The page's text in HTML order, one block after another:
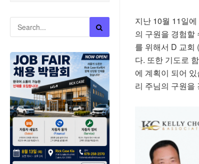
지난 10월 11일에
의 구원을 경험할
를 위해서 D 교회
다. 또한 기도로
에 계획이 되어
리 주님의 구원을